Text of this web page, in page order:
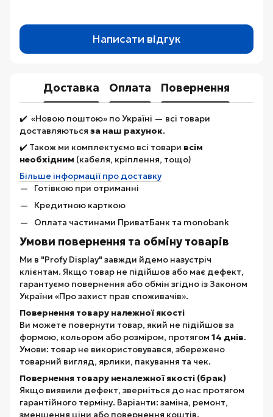
Написати відгук
Доставка Оплата Повернення
✔️ «Новою поштою» по Україні — всі товари
доставляються за наш рахунок.
✔️ Також ми комплектуємо всі товари всім
необхідним (кабеля, кріплення, тощо)
Більше інформації про доставку
Готівкою при отриманні
Кредитною карткою
Оплата частинами ПриватБанк та monobank
Умови повернення та обміну товарів
Ми в "Profy Display" завжди йдемо назустріч
клієнтам. Якщо товар не підійшов або має дефект,
гарантуємо повернення або обмін згідно із Законом
України «Про захист прав споживачів».
Повернення товару належної якості
Ви можете повернути товар, який не підійшов за
формою, кольором або розміром, протягом 14 днів.
Умови: товар не використовувався, збережено
товарний вигляд, ярлики, пакування та чек.
Повернення товару неналежної якості (брак)
Якщо виявили дефект, зверніться до нас протягом
гарантійного терміну. Варіанти: заміна, ремонт,
зменшення ціни або повернення коштів.